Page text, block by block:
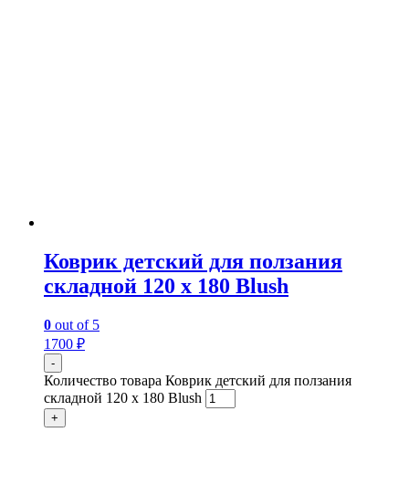
Коврик детский для ползания
складной 120 х 180 Blush
0 out of 5
1700 ₽
-
Количество товара Коврик детский для ползания
складной 120 х 180 Blush
+